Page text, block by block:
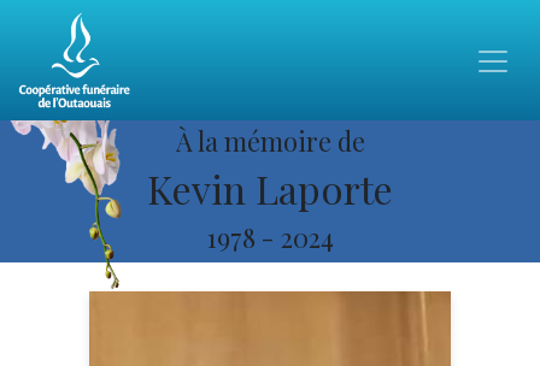
À la mémoire de
Kevin Laporte
1978 - 2024